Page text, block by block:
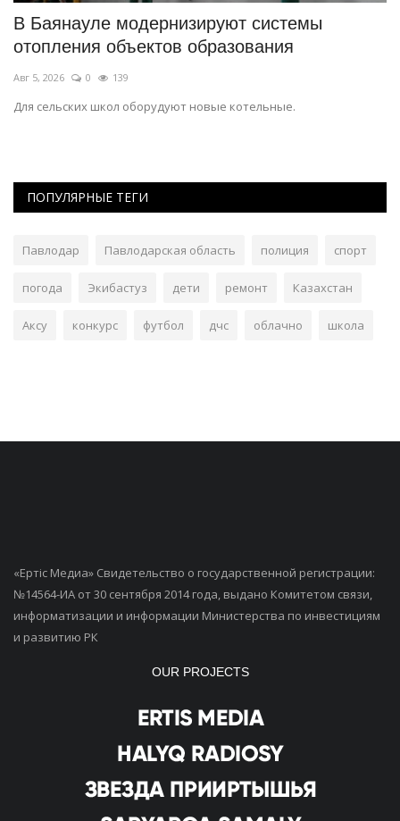
В Баянауле модернизируют системы
отопления объектов образования
Авг 5, 2026 0 139
Для сельских школ оборудуют новые котельные.
ПОПУЛЯРНЫЕ ТЕГИ
Павлодар Павлодарская область полиция спорт
погода Экибастуз дети ремонт Казахстан
Аксу конкурс футбол дчс облачно школа
«Ертiс Медиа» Свидетельство о государственной регистрации:
№14564-ИА от 30 сентября 2014 года, выдано Комитетом связи,
информатизации и информации Министерства по инвестициям
и развитию РК
OUR PROJECTS